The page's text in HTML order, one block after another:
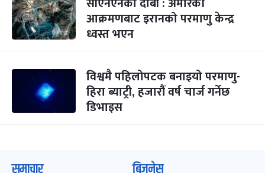
आक्रमणबाट इरानको परमाणु केन्द्र
ध्वस्त भएन
विश्वमै पहिलोपटक बनाइयो परमाणु-
हिरा ब्याट्री, हजारौं वर्ष चार्ज गर्नेछ
डिभाइस